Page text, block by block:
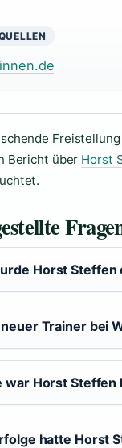
Bericht über Horst
Horst Steffen
Trainer bei
war Horst Steffen
hatte Horst